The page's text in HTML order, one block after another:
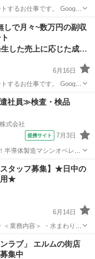
期設定を行っていただき
しで月々~数万円の副収
Web集客によって発生した売上に応じた成果報酬
6月16日
期設定を行っていただき
社員≫検査・検品
式会社
提携サイト 7月3日
半導体製造マシンオペレー
の操作および顕微鏡を使
タッフ募集】★日中の
用★
6月14日
スメ ▫️ 10:0...
ンラブ」 エルムの街店
集中